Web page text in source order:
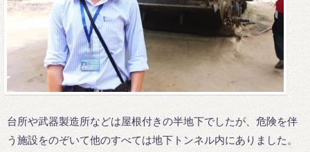
台所や武器製造所などは屋根付きの半地下でしたが、危険を伴
う施設をのぞいて他のすべては地下トンネル内にありました。